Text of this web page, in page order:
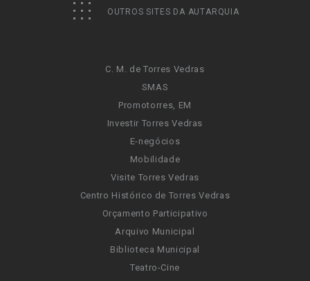
OUTROS SITES DA AUTARQUIA
C. M. de Torres Vedras
SMAS
Promotorres, EM
Investir Torres Vedras
E-negócios
Mobilidade
Visite Torres Vedras
Centro Histórico de Torres Vedras
Orçamento Participativo
Arquivo Municipal
Biblioteca Municipal
Teatro-Cine